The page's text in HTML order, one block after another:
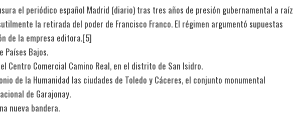
el periódico español Madrid (diario) tras tres años de presión gubernamental a raíz
la retirada del poder de Francisco Franco. El régimen argumentó supuestas
de la empresa editora.[5]​
Países Bajos.
Centro Comercial Camino Real, en el distrito de San Isidro.
de la Humanidad las ciudades de Toledo y Cáceres, el conjunto monumental
de Garajonay.
nueva bandera.